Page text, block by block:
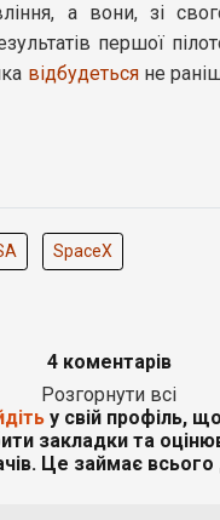
а вони, зі
першої
відбудетьсяне
SpaceX
4 коментарів
Розгорнути всі
у свій профіль,
закладки та
Це займає всього